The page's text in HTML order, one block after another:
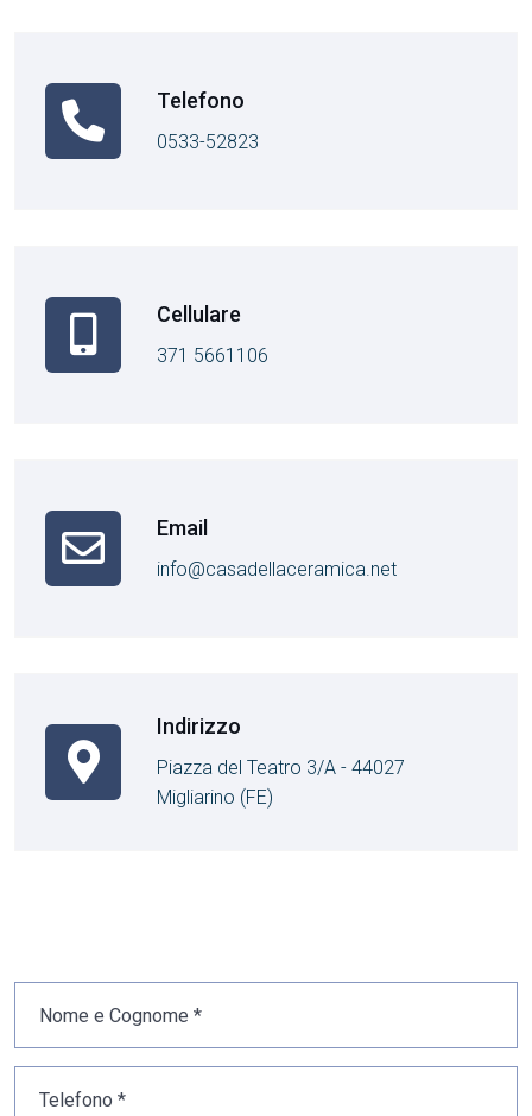
Telefono
0533-52823
Cellulare
371 5661106
Email
info@casadellaceramica.net
Indirizzo
Piazza del Teatro 3/A - 44027
Migliarino (FE)